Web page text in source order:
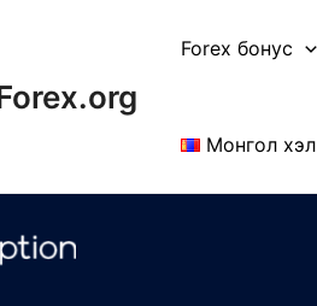
Forex бонус
Монгол хэл